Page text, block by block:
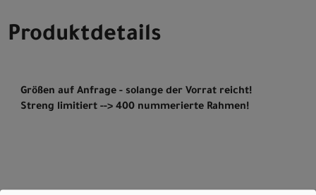
Produktdetails
Größen auf Anfrage - solange der Vorrat reicht!
Streng limitiert --> 400 nummerierte Rahmen!